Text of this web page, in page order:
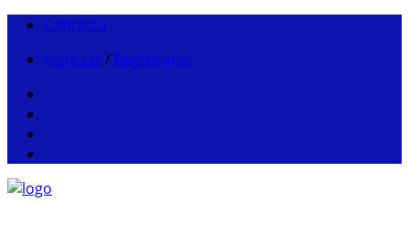
Contacto
Ingresar / Registrarse